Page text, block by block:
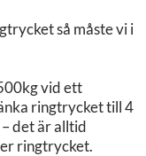
så måste vi i
vid ett
ringtrycket till 4
det är alltid
ringtrycket.